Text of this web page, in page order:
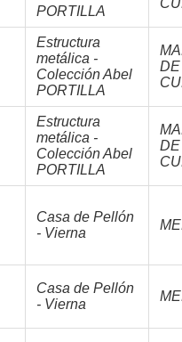
PORTILLA
Estructura
metálica -
Colección Abel
PORTILLA
DE
Estructura
metálica -
Colección Abel
PORTILLA
DE
Casa de Pellón
- Vierna
Casa de Pellón
- Vierna